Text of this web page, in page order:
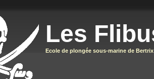
Les
Ecole de plongée sous-marine de Bertrix